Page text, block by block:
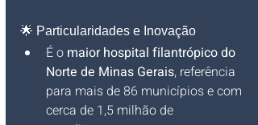
🌟 Particularidades e Inovação
É o maior hospital filantrópico do
Norte de Minas Gerais, referência
para mais de 86 municípios e com
cerca de 1,5 milhão de